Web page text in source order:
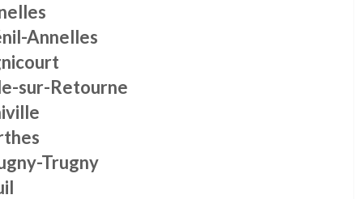
Annelles
sur-Retourne
Trugny